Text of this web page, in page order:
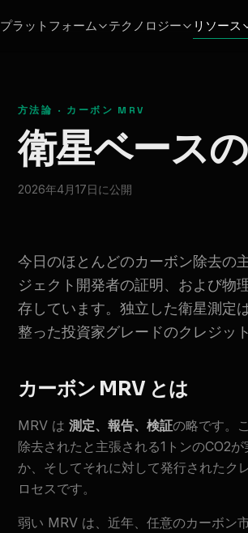
プラットフォーム テクノロジー リソース
方法論 · カーボン MRV
衛星ベース
2026年4月17日に公開
今日のほとんどのカーボン除去の
ジェクト開発者の証明、および物
存しています。独立した衛星測定
整った投資家グレードのクレジッ
カーボン MRV とは
MRV は 測定、報告、検証の略です。
除去されたと主張される1トンのCO2
か、そしてそれに対して発行されたク
ロセスです。
弱い MRV は、近年、任意のカーボン